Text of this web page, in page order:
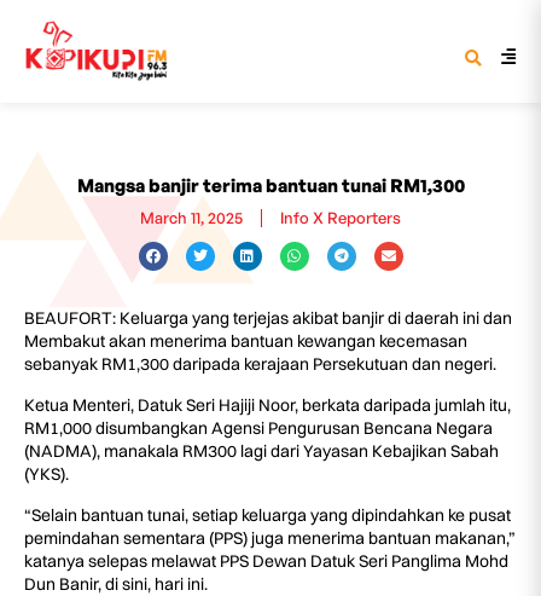
Mangsa banjir terima bantuan tunai RM1,300
March 11, 2025 Info X Reporters
BEAUFORT: Keluarga yang terjejas akibat banjir di daerah ini dan
Membakut akan menerima bantuan kewangan kecemasan
sebanyak RM1,300 daripada kerajaan Persekutuan dan negeri.
Ketua Menteri, Datuk Seri Hajiji Noor, berkata daripada jumlah itu,
RM1,000 disumbangkan Agensi Pengurusan Bencana Negara
(NADMA), manakala RM300 lagi dari Yayasan Kebajikan Sabah
(YKS).
“Selain bantuan tunai, setiap keluarga yang dipindahkan ke pusat
pemindahan sementara (PPS) juga menerima bantuan makanan,”
katanya selepas melawat PPS Dewan Datuk Seri Panglima Mohd
Dun Banir, di sini, hari ini.